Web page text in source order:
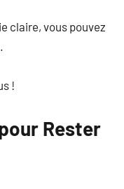
claire, vous pouvez
!
Rester